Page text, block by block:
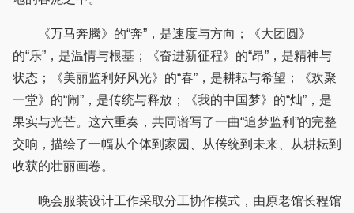
《万马奔腾》的“奔”，是速度与方向；《大团圆》
的“乐”，是温情与根基；《奋进新征程》的“昂”，是精神与
状态；《美丽监利好风光》的“春”，是耕耘与希望；《欢聚
一堂》的“闹”，是传统与释放；《我的中国梦》的“灿”，是
果实与光芒。这六重奏，共同谱写了一曲“追梦监利”的完整
交响，描绘了一幅从个体到家园、从传统到未来、从耕耘到
收获的壮丽画卷。
晚会服装设计工作采取分工协作模式，由原老馆长程馆